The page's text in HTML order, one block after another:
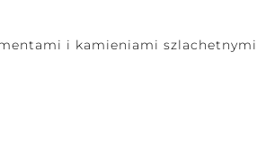
i kamieniami szlachetnymi